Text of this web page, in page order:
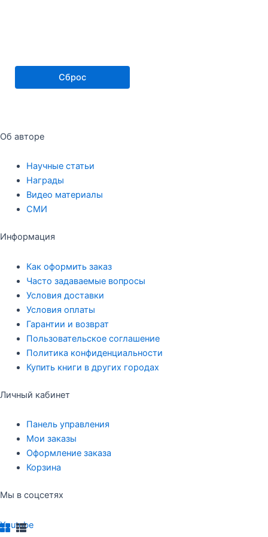
Сброс
Об авторе
Научные статьи
Награды
Видео материалы
СМИ
Информация
Как оформить заказ
Часто задаваемые вопросы
Условия доставки
Условия оплаты
Гарантии и возврат
Пользовательское соглашение
Политика конфиденциальности
Купить книги в других городах
Личный кабинет
Панель управления
Мои заказы
Оформление заказа
Корзина
Мы в соцсетях
Youtube